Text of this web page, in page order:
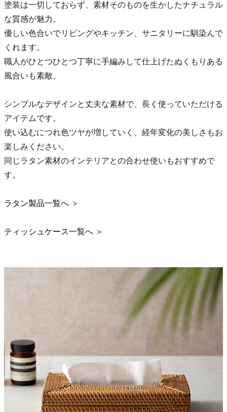
塗装は一切しておらず、素材そのものを生かしたナチュラル
な質感が魅力。
優しい色合いでリビングやキッチン、サニタリーに馴染んで
くれます。
職人がひとつひとつ丁寧に手編みして仕上げたぬくもりある
風合いも素敵。
シンプルなデザインと丈夫な素材で、長く使っていただける
アイテムです。
使い込むにつれ色ツヤが増していく、経年変化の美しさもお
楽しみください。
同じラタン素材のインテリアとの合わせ使いもおすすめで
す。
ラタン製品一覧へ ＞
ティッシュケース一覧へ ＞